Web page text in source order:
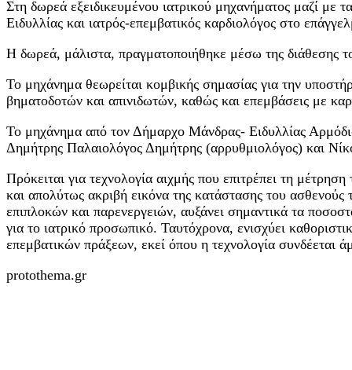
Στη δωρεά εξειδικευμένου ιατρικού μηχανήματος μαζί
Ειδυλλίας και ιατρός-επεμβατικός καρδιολόγος στο
Η δωρεά, μάλιστα, πραγματοποιήθηκε μέσω της διάθεσης
Το μηχάνημα θεωρείται κομβικής σημασίας για την
βηματοδοτών και απινιδωτών, καθώς και επεμβάσεις με
Το μηχάνημα από τον Δήμαρχο Μάνδρας- Ειδυλλίας
Δημήτρης Παλαιολόγος Δημήτρης (αρρυθμιολόγος) και
Πρόκειται για τεχνολογία αιχμής που επιτρέπει τη
και απολύτως ακριβή εικόνα της κατάστασης του
επιπλοκών και παρενεργειών, αυξάνει σημαντικά τα
για το ιατρικό προσωπικό. Ταυτόχρονα, ενισχύει
επεμβατικών πράξεων, εκεί όπου η τεχνολογία συνδέεται
protothema.gr